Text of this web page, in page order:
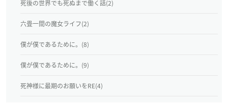
死後の世界でも死ぬまで働く話(2)
六畳一間の魔女ライフ(2)
僕が僕であるために。(8)
僕が僕であるために。(9)
死神様に最期のお願いをRE(4)